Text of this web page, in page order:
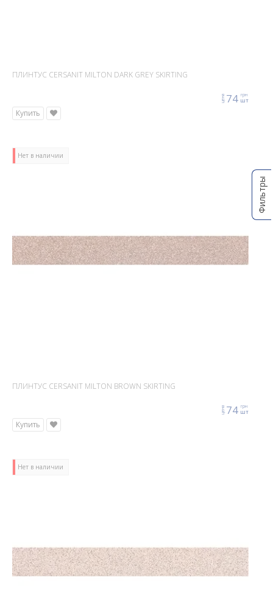
Фильтры
ПЛИНТУС CERSANIT MILTON DARK GREY SKIRTING
цена 74 грн
шт
Купить
Нет в наличии
ПЛИНТУС CERSANIT MILTON BROWN SKIRTING
цена 74 грн
шт
Купить
Нет в наличии